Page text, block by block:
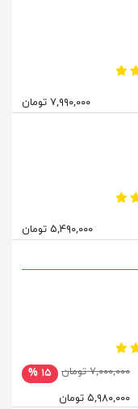
۷,۹۹۰,۰۰۰ تومان
۵,۴۹۰,۰۰۰ تومان
۷,۰۰۰,۰۰۰ تومان
۱۵ %
۵,۹۸۰,۰۰۰ تومان